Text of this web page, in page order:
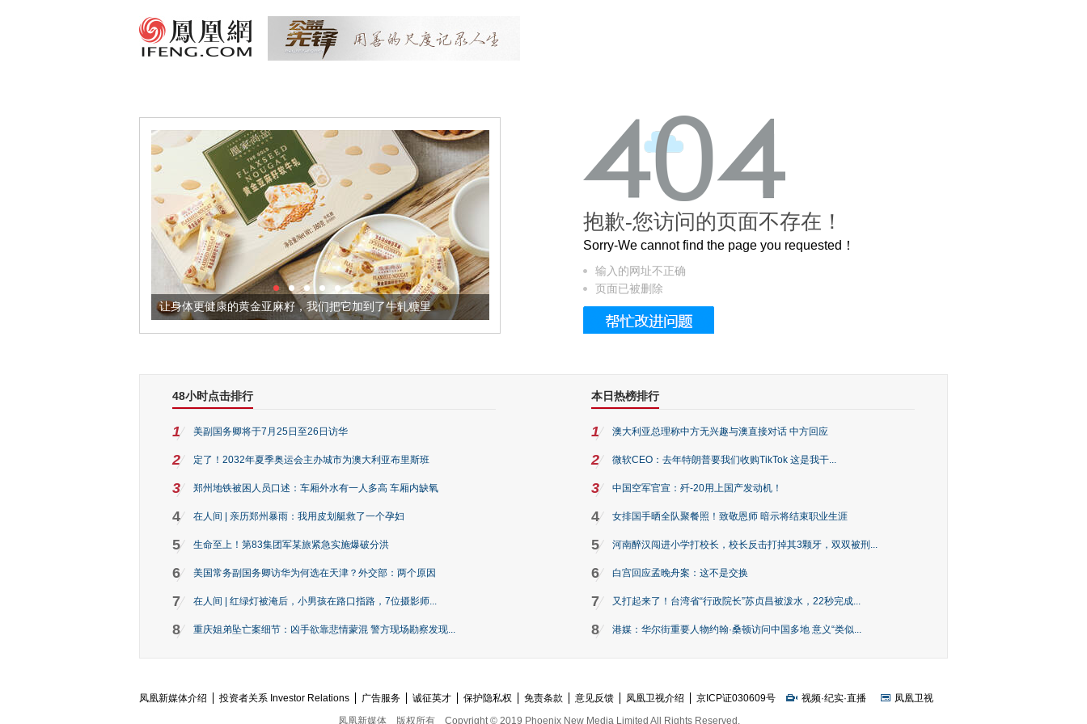
让身体更健康的黄金亚麻籽，我们把它加到了牛轧糖里 被列入佛家七宝的它到底有多美？
抱歉-您访问的页面不存在！
Sorry-We cannot find the page you requested！
输入的网址不正确
页面已被删除
48小时点击排行
1 美副国务卿将于7月25日至26日访华
2 定了！2032年夏季奥运会主办城市为澳大利亚布里斯班
3 郑州地铁被困人员口述：车厢外水有一人多高 车厢内缺氧
4 在人间 | 亲历郑州暴雨：我用皮划艇救了一个孕妇
5 生命至上！第83集团军某旅紧急实施爆破分洪
6 美国常务副国务卿访华为何选在天津？外交部：两个原因
7 在人间 | 红绿灯被淹后，小男孩在路口指路，7位摄影师...
8 重庆姐弟坠亡案细节：凶手欲靠悲情蒙混 警方现场勘察发现...
本日热榜排行
1 澳大利亚总理称中方无兴趣与澳直接对话 中方回应
2 微软CEO：去年特朗普要我们收购TikTok 这是我干...
3 中国空军官宣：歼-20用上国产发动机！
4 女排国手晒全队聚餐照！致敬恩师 暗示将结束职业生涯
5 河南醉汉闯进小学打校长，校长反击打掉其3颗牙，双双被刑...
6 白宫回应孟晚舟案：这不是交换
7 又打起来了！台湾省“行政院长”苏贞昌被泼水，22秒完成...
8 港媒：华尔街重要人物约翰·桑顿访问中国多地 意义“类似...
凤凰新媒体介绍 投资者关系 Investor Relations 广告服务 诚征英才 保护隐私权 免责条款 意见反馈 凤凰卫视介绍 京ICP证030609号 视频·纪实·直播
凤凰卫视
凤凰新媒体
版权所有 Copyright © 2019 Phoenix New Media Limited All Rights Reserved.